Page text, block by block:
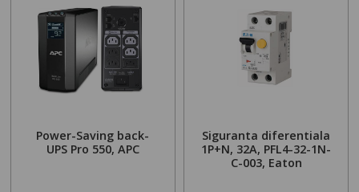
Power-Saving back-
UPS Pro 550, APC
Siguranta diferentiala
1P+N, 32A, PFL4-32-1N-
C-003, Eaton